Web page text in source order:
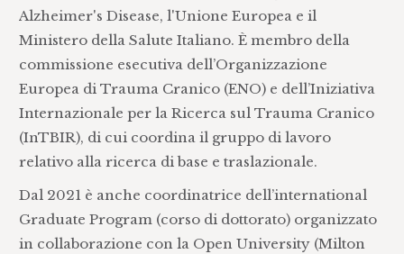
Alzheimer's Disease, l'Unione Europea e il
Ministero della Salute Italiano. È membro della
commissione esecutiva dell’Organizzazione
Europea di Trauma Cranico (ENO) e dell’Iniziativa
Internazionale per la Ricerca sul Trauma Cranico
(InTBIR), di cui coordina il gruppo di lavoro
relativo alla ricerca di base e traslazionale.
Dal 2021 è anche coordinatrice dell’international
Graduate Program (corso di dottorato) organizzato
in collaborazione con la Open University (Milton